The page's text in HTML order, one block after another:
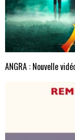
ANGRA : Nouvelle